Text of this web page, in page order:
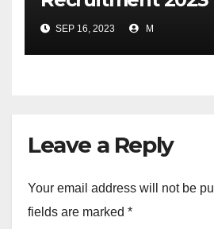
SEP 16, 2023 M
Leave a Reply
Your email address will not be
fields are marked *